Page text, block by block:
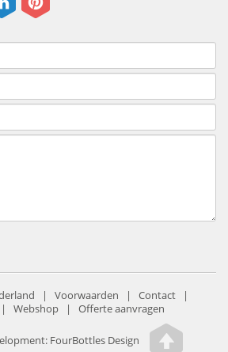
| Voorwaarden | Contact |
Webshop| Offerte aanvragen
FourBottles Design